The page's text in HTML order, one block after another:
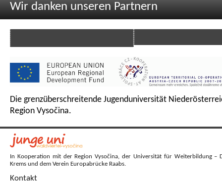
Wir danken unseren Partnern
Die grenzüberschreitende Jugenduniversität
Region Vysočina.
In Kooperation mit der Region Vysočina, der Universität für Weiterbildung –
Krems und dem Verein Europabrücke Raabs.
Kontakt